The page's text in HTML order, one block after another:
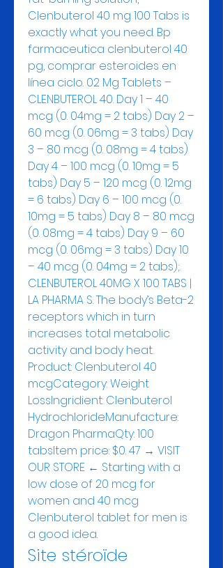
Clenbuterol 40 mg 100 Tabs is
exactly what you need. Bp
farmaceutica clenbuterol 40
pg, comprar esteroides en
línea ciclo. 02 Mg Tablets –
CLENBUTEROL 40. Day 1 – 40
mcg (0. 04mg = 2 tabs) Day 2 –
60 mcg (0. 06mg = 3 tabs) Day
3 – 80 mcg (0. 08mg = 4 tabs)
Day 4 – 100 mcg (0. 10mg = 5
tabs) Day 5 – 120 mcg (0. 12mg
= 6 tabs) Day 6 – 100 mcg (0.
10mg = 5 tabs) Day 8 – 80 mcg
(0. 08mg = 4 tabs) Day 9 – 60
mcg (0. 06mg = 3 tabs) Day 10
– 40 mcg (0. 04mg = 2 tabs);.
CLENBUTEROL 40MG X 100 TABS |
LA PHARMA S. The body’s Beta-2
receptors which in turn
increases total metabolic
activity and body heat.
Product: Clenbuterol 40
mcgCategory: Weight
LossIngridient: Clenbuterol
HydrochlorideManufacture:
Dragon PharmaQty: 100
tabsItem price: $0. 47 → VISIT
OUR STORE ← Starting with a
low dose of 20 mcg for
women and 40 mcg
Clenbuterol tablet for men is
a good idea.
Site stéroïde